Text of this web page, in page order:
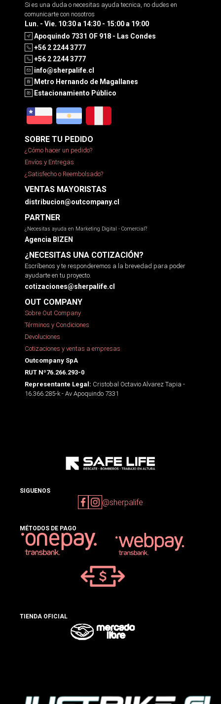
Si es una duda o necesitas ayuda tecnica, no dudes en
comunicarte con nosotros
Lun. - Vie. 10:30 a 14:30 - 15:00 a 19:00
Apoquindo 7331 OF 918 - Las Condes
+56 2 2244 3777
+56 2 2244 3777
info@sherpalife.cl
Metro Hernando de Magallanes
Estacionamiento Público
SOBRE TU PEDIDO
¿Cómo hacer un pedido?
Envíos y Entregas
¿Satisfecho o Reembolsado?
VENTAS MAYORISTAS
distribucion@outcompany.cl
PARTNER
¿Necesitas ayuda en Marketing Digital - Comercial?
Agencia BIZEN
¿NECESITAS UNA COTIZACIÓN?
Escríbenos y te responderemos a la brevedad para poder
ayudarte en tu proyecto.
cotizaciones@sherpalife.cl
OUT COMPANY
Sobre Out Company
Términos y Condiciones
Devoluciones
Cotizaciones y ventas a empresas
Outcompany SpA
RUT Nº76.266.293-0
Representante Legal: Cristobal Octavio Alvarez Tapia -
16.366.285-k - Av Apoquindo 7331
SIGUENOS
@sherpalife
MÉTODOS DE PAGO
TIENDA OFICIAL